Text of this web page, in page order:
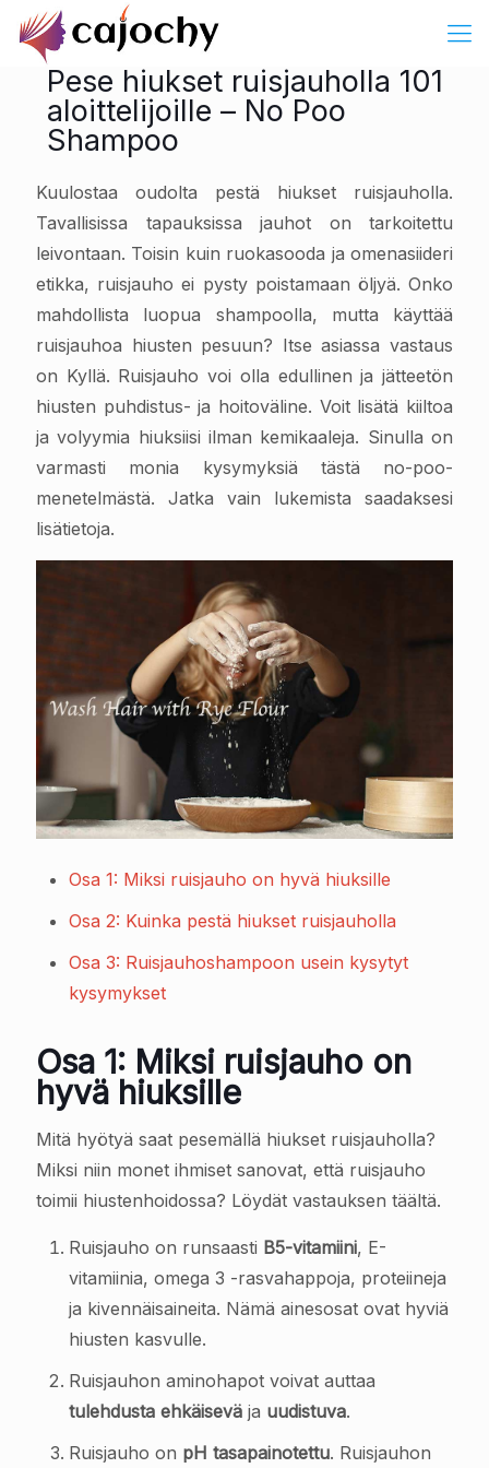
Pese hiukset ruisjauholla 101
aloittelijoille – No Poo
Shampoo
Kuulostaa oudolta pestä hiukset ruisjauholla.
Tavallisissa tapauksissa jauhot on tarkoitettu
leivontaan. Toisin kuin ruokasooda ja omenasiideri
etikka, ruisjauho ei pysty poistamaan öljyä. Onko
mahdollista luopua shampoolla, mutta käyttää
ruisjauhoa hiusten pesuun? Itse asiassa vastaus
on Kyllä. Ruisjauho voi olla edullinen ja jätteetön
hiusten puhdistus- ja hoitoväline. Voit lisätä kiiltoa
ja volyymia hiuksiisi ilman kemikaaleja. Sinulla on
varmasti monia kysymyksiä tästä no-poo-
menetelmästä. Jatka vain lukemista saadaksesi
lisätietoja.
Osa 1: Miksi ruisjauho on hyvä hiuksille
Osa 2: Kuinka pestä hiukset ruisjauholla
Osa 3: Ruisjauhoshampoon usein kysytyt
kysymykset
Osa 1: Miksi ruisjauho on
hyvä hiuksille
Mitä hyötyä saat pesemällä hiukset ruisjauholla?
Miksi niin monet ihmiset sanovat, että ruisjauho
toimii hiustenhoidossa? Löydät vastauksen täältä.
Ruisjauho on runsaasti B5-vitamiini, E-
vitamiinia, omega 3 -rasvahappoja, proteiineja
ja kivennäisaineita. Nämä ainesosat ovat hyviä
hiusten kasvulle.
Ruisjauhon aminohapot voivat auttaa
tulehdusta ehkäisevä ja uudistuva.
Ruisjauho on pH tasapainotettu. Ruisjauhon